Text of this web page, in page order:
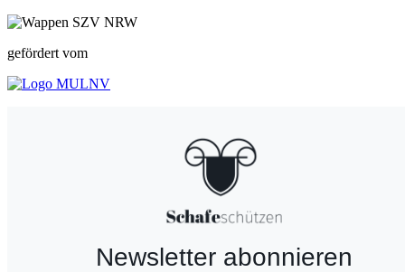
gefördert vom
Newsletter abonnieren